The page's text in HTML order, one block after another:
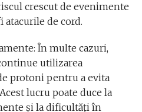
crescut de evenimente
atacurile de cord.
În multe cazuri,
utilizarea
protoni pentru a evita
lucru poate duce la
și la dificultăți în